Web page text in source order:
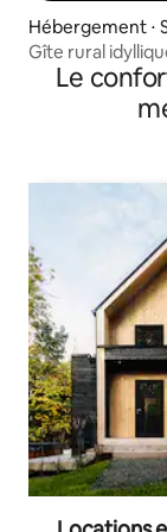
Hébergement ⋅
Gîte rural
Le